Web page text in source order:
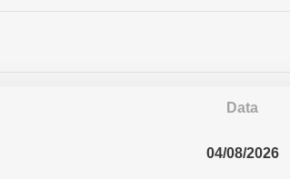
Data
04/08/2026